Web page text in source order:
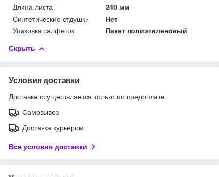
Длина листа
240 мм
Синтетические отдушки
Нет
Упаковка салфеток
Пакет полиэтиленовый
Скрыть
Условия доставки
Доставка осуществляется только по предоплате.
Самовывоз
Доставка курьером
Все условия доставки